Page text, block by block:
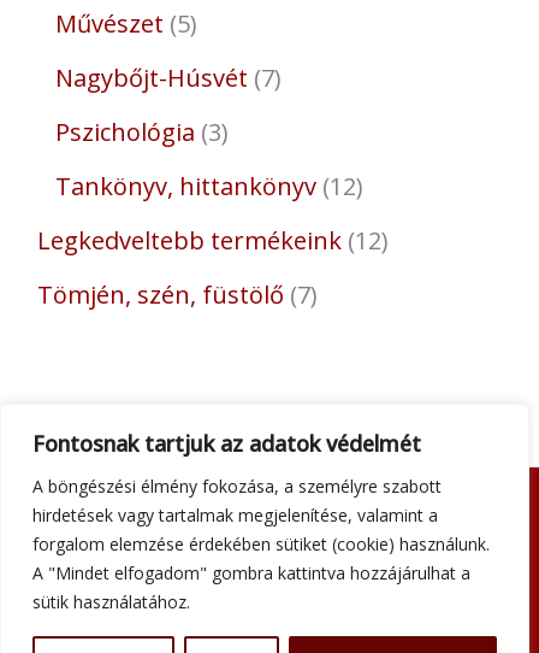
Fontosnak tartjuk az adatok védelmét
A böngészési élmény fokozása, a személyre szabott
hirdetések vagy tartalmak megjelenítése, valamint a
forgalom elemzése érdekében sütiket (cookie) használunk.
A "Mindet elfogadom" gombra kattintva hozzájárulhat a
sütik használatához.
Művészet 5
Nagybőjt-Húsvét 7
Pszichológia 3
Tankönyv, hittankönyv 12
Legkedveltebb termékeink 12
Tömjén, szén, füstölő 7
Adatkezelési tájékoztató
Általános szerződési feltételek